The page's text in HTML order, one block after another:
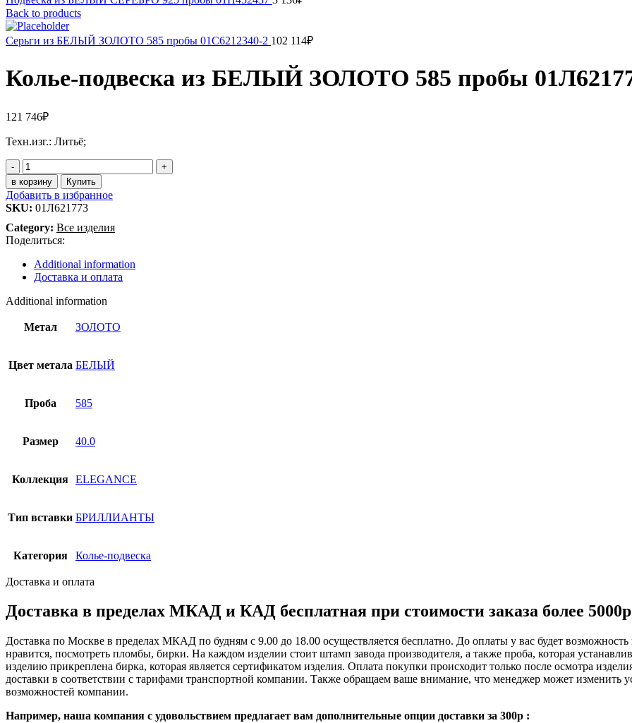
Back to products
Серьги из БЕЛЫЙ ЗОЛОТО 585 пробы 01С6212340-2 102 114₽
Колье-подвеска из БЕЛЫЙ ЗОЛОТО 585 пробы
121 746₽
Техн.изг.: Литьё;
Колье-
подвеска
из
БЕЛЫЙ
ЗОЛОТО
585
пробы
quantity
в корзину Купить
Добавить в избранное
SKU: 01Л621773
Category: Все изделия
Поделиться:
Additional information
Доставка и оплата
Additional information
Метал ЗОЛОТО
Цвет метала БЕЛЫЙ
Проба 585
Размер 40.0
Коллекция ELEGANCE
Тип вставки БРИЛЛИАНТЫ
Категория Колье-подвеска
Доставка и оплата
Доставка в пределах МКАД и КАД бесплатная при стоимости заказа более
Доставка по Москве в пределах МКАД по будням с 9.00 до 18.00 осуществляется бесплатно. До оплаты у вас будет возможность
нравится, посмотреть пломбы, бирки. На каждом изделии стоит штамп завода производителя, а также проба, которая
изделию прикреплена бирка, которая является сертификатом изделия. Оплата покупки происходит только после осмотра
доставки в соответствии с тарифами транспортной компании. Также обращаем ваше внимание, что менеджер может изменить
возможностей компании.
Например, наша компания с удовольствием предлагает вам дополнительные опции доставки за 300р :